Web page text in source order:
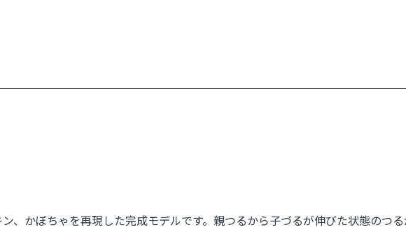
、かぼちゃを再現した完成モデルです。親つるから子づるが伸びた状態のつ